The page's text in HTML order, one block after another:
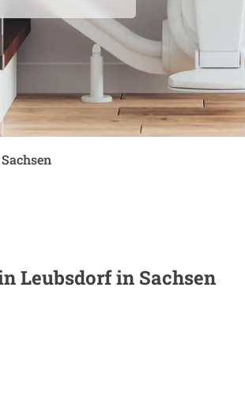
Leubsdorf in Sachsen